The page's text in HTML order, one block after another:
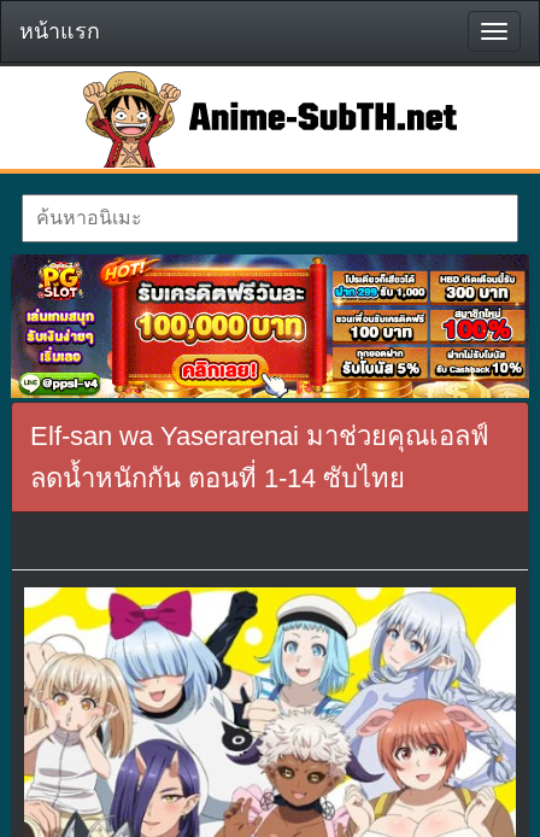
หน้า
แรก
หน้าแรก
Elf-san wa Yaserarenai มาช่วยคุณเอลฟ์
ลดน้ำหนักกัน ตอนที่ 1-14 ซับไทย